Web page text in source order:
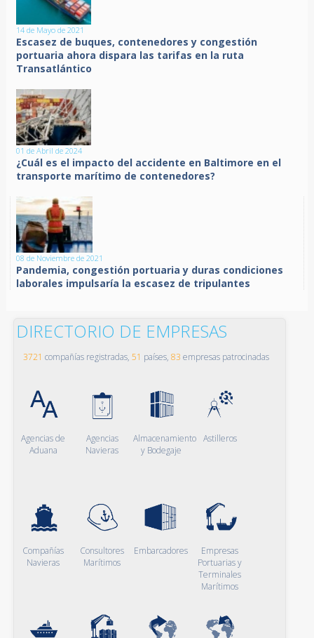
14 de Mayo de 2021
Escasez de buques, contenedores y congestión
portuaria ahora dispara las tarifas en la ruta
Transatlántico
01 de Abril de 2024
¿Cuál es el impacto del accidente en Baltimore en el
transporte marítimo de contenedores?
08 de Noviembre de 2021
Pandemia, congestión portuaria y duras condiciones
laborales impulsaría la escasez de tripulantes
DIRECTORIO DE EMPRESAS
3721 compañías registradas, 51 países, 83 empresas patrocinadas
Agencias de
Aduana
Agencias
Navieras
Almacenamiento
y Bodegaje
Astilleros
Compañías
Navieras
Consultores
Marítimos
Embarcadores
Empresas
Portuarias y
Terminales
Marítimos